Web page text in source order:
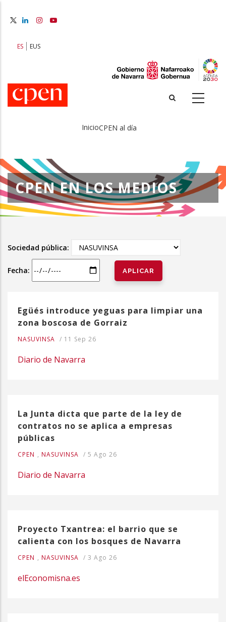
principal
ES EUS
de
ayuda
a
la
navegación
InicioCPEN al día
CPEN EN LOS MEDIOS
Sociedad pública:
Fecha:
Egüés introduce yeguas para limpiar una
zona boscosa de Gorraiz
NASUVINSA / 11 Sep 26
Diario de Navarra
La Junta dicta que parte de la ley de
contratos no se aplica a empresas
públicas
CPEN , NASUVINSA / 5 Ago 26
Diario de Navarra
Proyecto Txantrea: el barrio que se
calienta con los bosques de Navarra
CPEN , NASUVINSA / 3 Ago 26
elEconomisna.es